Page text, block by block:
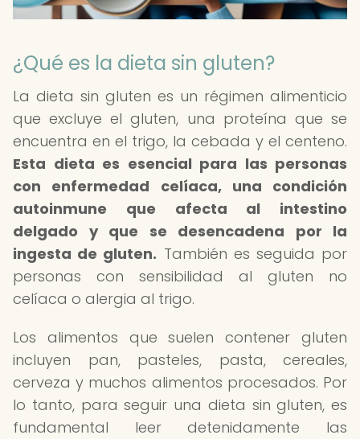
¿Qué es la dieta sin gluten?
La dieta sin gluten es un régimen alimenticio
que excluye el gluten, una proteína que se
encuentra en el trigo, la cebada y el centeno.
Esta dieta es esencial para las personas
con enfermedad celíaca, una condición
autoinmune que afecta al intestino
delgado y que se desencadena por la
ingesta de gluten. También es seguida por
personas con sensibilidad al gluten no
celíaca o alergia al trigo.
Los alimentos que suelen contener gluten
incluyen pan, pasteles, pasta, cereales,
cerveza y muchos alimentos procesados. Por
lo tanto, para seguir una dieta sin gluten, es
fundamental leer detenidamente las